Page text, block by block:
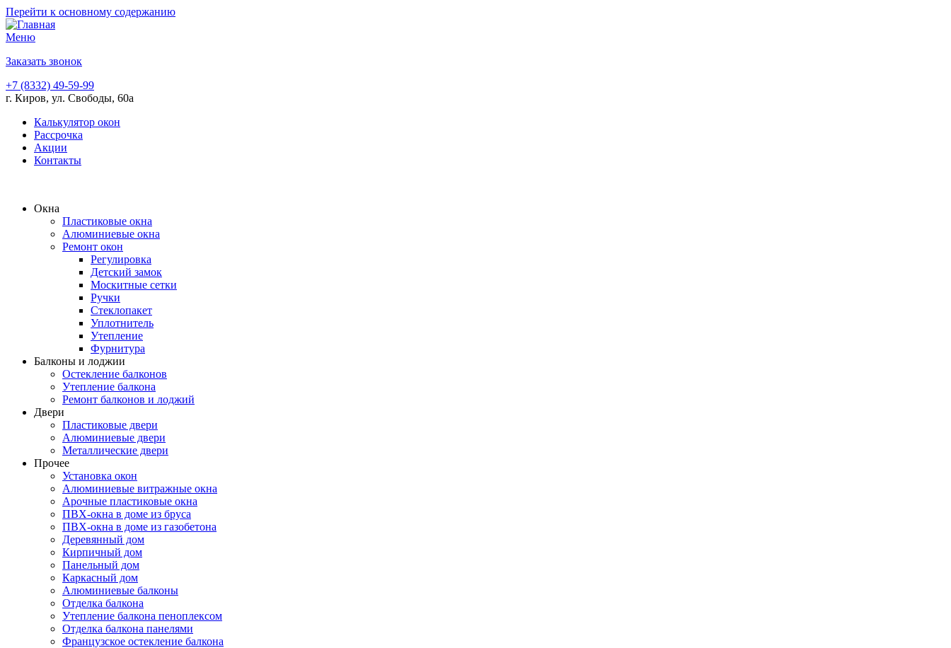
Перейти к основному содержанию
Меню
Заказать звонок
+7 (8332) 49-59-99
г. Киров, ул. Свободы, 60а
Калькулятор окон
Рассрочка
Акции
Контакты
Окна
Пластиковые окна
Алюминиевые окна
Ремонт окон
Регулировка
Детский замок
Москитные сетки
Ручки
Стеклопакет
Уплотнитель
Утепление
Фурнитура
Балконы и лоджии
Остекление балконов
Утепление балкона
Ремонт балконов и лоджий
Двери
Пластиковые двери
Алюминиевые двери
Металлические двери
Прочее
Установка окон
Алюминиевые витражные окна
Арочные пластиковые окна
ПВХ-окна в доме из бруса
ПВХ-окна в доме из газобетона
Деревянный дом
Кирпичный дом
Панельный дом
Каркасный дом
Алюминиевые балконы
Отделка балкона
Утепление балкона пеноплексом
Отделка балкона панелями
Французское остекление балкона